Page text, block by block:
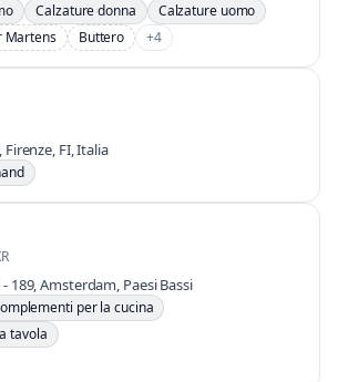
Calzature donna
Calzature uomo
Martens Buttero +4
FI, Italia
189, Amsterdam, Paesi Bassi
per la cucina
tavola